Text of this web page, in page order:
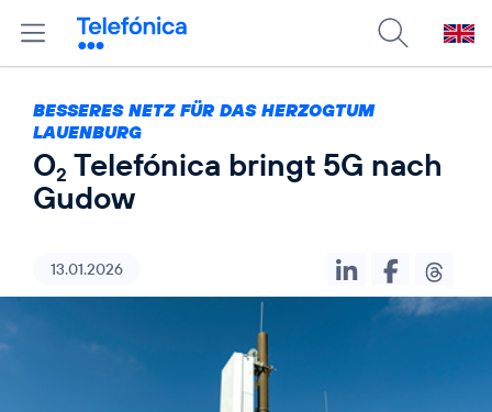
BESSERES NETZ FÜR DAS HERZOGTUM
LAUENBURG
O2 Telefónica bringt 5G nach
Gudow
13.01.2026